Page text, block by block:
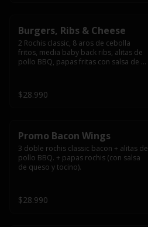
Burgers, Ribs & Cheese
2 Rochis classic, 8 aros de cebolla
fritos, media baby back ribs, alitas de
pollo BBQ, papas fritas con salsa de
$28.990
Promo Bacon Wings
3 doble rochis classic bacon + alitas de
pollo BBQ. + papas rochis (con salsa
de queso y tocino).
$28.990